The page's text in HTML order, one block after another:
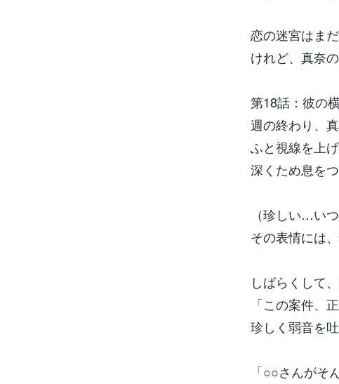
恋の迷宮はまだ
けれど、真奈
第18話：彼の
週の終わり、
ふと視線を上
深くため息を
（珍しい…い
その表情には
しばらくして
「この案件、
珍しく弱音を
「○○さんがそ